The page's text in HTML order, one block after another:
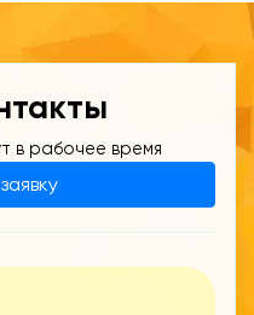
в рабочее время